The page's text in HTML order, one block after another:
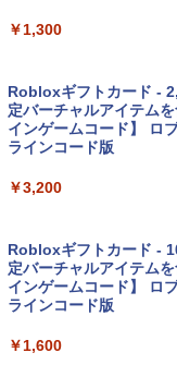
eTime HDカメラ - イン
tomtoc 360°保護 15.6
ンケース Dell NEC
【Amazon.co.jp限定】
ン 15-fd 15.6インチ
SSD インテル Core 5
￥129,800
￥1,300
Robloxギフトカード -
定バーチャルアイテム
インゲームコード】 ロ
ラインコード版
￥3,200
Robloxギフトカード -
定バーチャルアイテム
インゲームコード】 ロ
ラインコード版
￥1,600